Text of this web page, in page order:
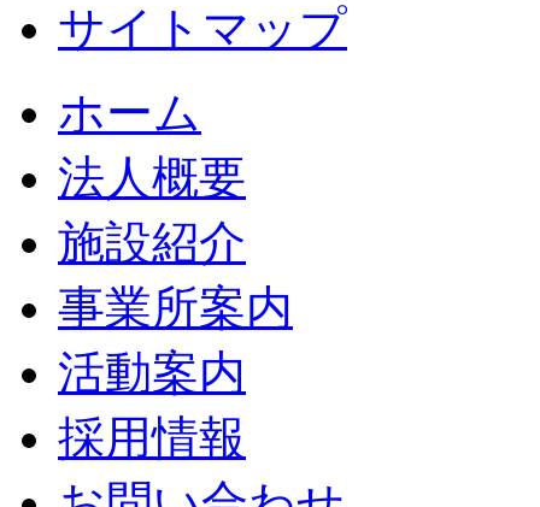
サイトマップ
ホーム
法人概要
施設紹介
事業所案内
活動案内
採用情報